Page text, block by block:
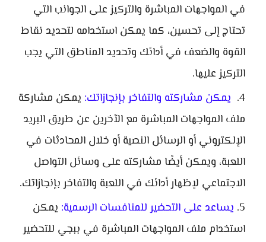
في المواجهات المباشرة والتركيز على الجوانب التي
تحتاج إلى تحسين، كما يمكن استخدامه لتحديد نقاط
القوة والضعف في أدائك وتحديد المناطق التي يجب
التركيز عليها.
يمكن مشاركته والتفاخر بإنجازاتك: يمكن مشاركة
ملف المواجهات المباشرة مع الآخرين عن طريق البريد
الإلكتروني أو الرسائل النصية أو خلال المحادثات في
اللعبة، ويمكن أيضًا مشاركته على وسائل التواصل
الاجتماعي لإظهار أدائك في اللعبة والتفاخر بإنجازاتك.
يساعد على التحضير للمنافسات الرسمية: يمكن
استخدام ملف المواجهات المباشرة في ببجي للتحضير